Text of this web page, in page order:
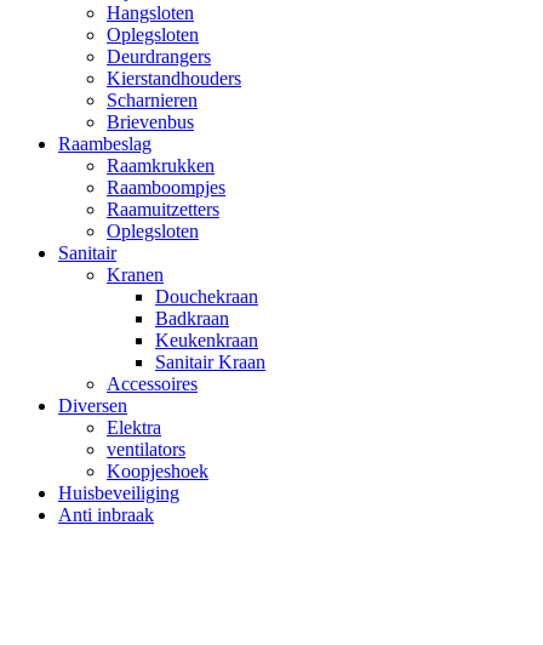
Hangsloten
Oplegsloten
Deurdrangers
Kierstandhouders
Scharnieren
Brievenbus
Raambeslag
Raamkrukken
Raamboompjes
Raamuitzetters
Oplegsloten
Sanitair
Kranen
Douchekraan
Badkraan
Keukenkraan
Sanitair Kraan
Accessoires
Diversen
Elektra
ventilators
Koopjeshoek
Huisbeveiliging
Anti inbraak